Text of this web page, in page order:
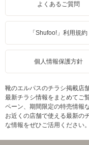
よくあるご質問
「Shufoo!」利用規約
個人情報保護方針
靴のエルパスのチラシ掲載店
最新チラシ情報をまとめてご
ペーン、期間限定の特売情報
お近くの店舗で使える最新の
な情報をぜひご活用ください。